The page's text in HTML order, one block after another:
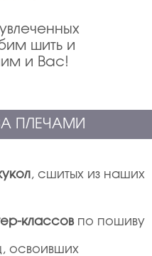
шить и
и Вас!
ПЛЕЧАМИ
, сшитых из наших
классовпо пошиву
освоивших